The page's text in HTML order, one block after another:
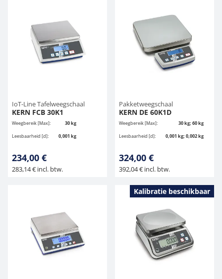
IoT-Line Tafelweegschaal
KERN FCB 30K1
Weegbereik [Max]:
30 kg
Leesbaarheid [d]:
0,001 kg
234,00 €
283,14 € incl. btw.
Pakketweegschaal
KERN DE 60K1D
Weegbereik [Max]:
30 kg; 60 kg
Leesbaarheid [d]:
0,001 kg; 0,002 kg
324,00 €
392,04 € incl. btw.
Kalibratie beschikbaar